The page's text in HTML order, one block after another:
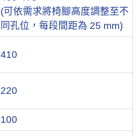
(可依需求將椅腳高度調整至不
同孔位，每段間距為 25 mm)
410
220
100